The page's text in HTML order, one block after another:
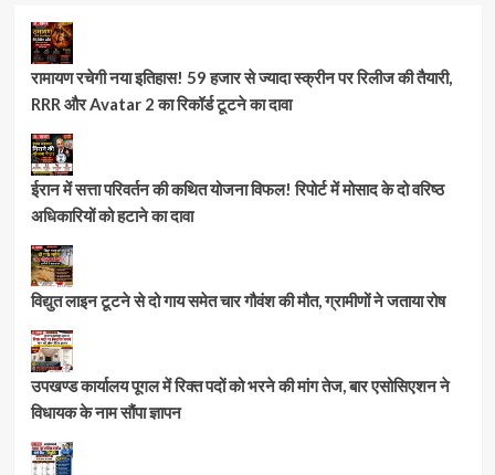
रामायण रचेगी नया इतिहास! 59 हजार से ज्यादा स्क्रीन पर रिलीज की तैयारी,
RRR और Avatar 2 का रिकॉर्ड टूटने का दावा
ईरान में सत्ता परिवर्तन की कथित योजना विफल! रिपोर्ट में मोसाद के दो वरिष्ठ
अधिकारियों को हटाने का दावा
विद्युत लाइन टूटने से दो गाय समेत चार गौवंश की मौत, ग्रामीणों ने जताया रोष
उपखण्ड कार्यालय पूगल में रिक्त पदों को भरने की मांग तेज, बार एसोसिएशन ने
विधायक के नाम सौंपा ज्ञापन